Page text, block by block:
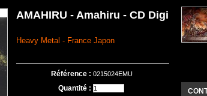
AMAHIRU - Amahiru - CD Digi
Heavy Metal - France Japon
Référence : 0215024EMU
Quantité :